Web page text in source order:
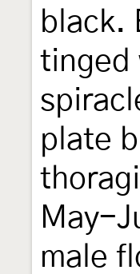
black.
tinged
plate
May-
male